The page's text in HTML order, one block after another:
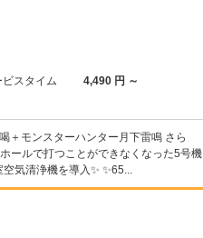
ビスタイム
4,490 円 ～
＋モンスターハンター月下雷鳴 さら
ールで打つことができなくなった5号機
気清浄機を導入✨ ✨65...